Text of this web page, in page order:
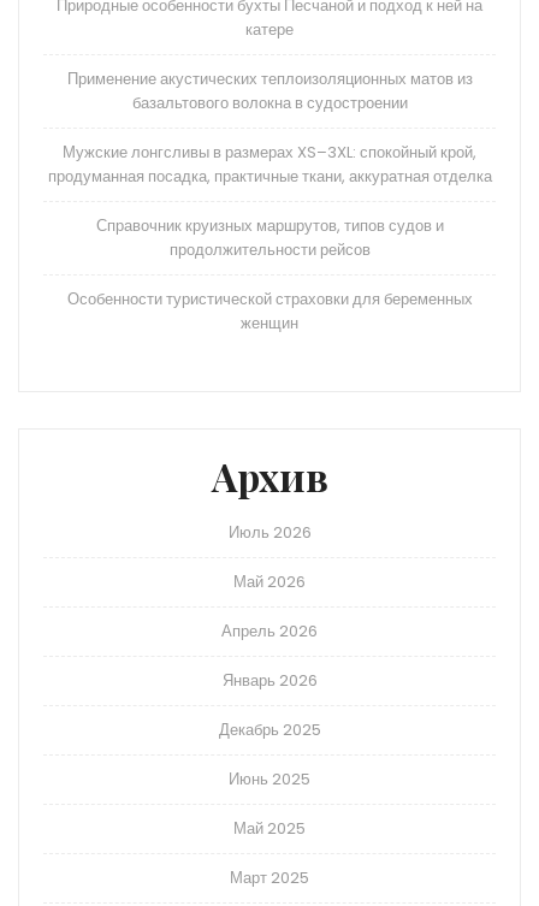
Природные особенности бухты Песчаной и подход к ней на
катере
Применение акустических теплоизоляционных матов из
базальтового волокна в судостроении
Мужские лонгсливы в размерах XS–3XL: спокойный крой,
продуманная посадка, практичные ткани, аккуратная отделка
Справочник круизных маршрутов, типов судов и
продолжительности рейсов
Особенности туристической страховки для беременных
женщин
Архив
Июль 2026
Май 2026
Апрель 2026
Январь 2026
Декабрь 2025
Июнь 2025
Май 2025
Март 2025